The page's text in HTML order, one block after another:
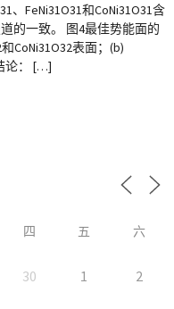
、FeNi31O31和CoNi31O31含
的一致。 图4最佳势能面的
CoNi31O32表面；(b)
论： […]
四 五 六
30 1 2